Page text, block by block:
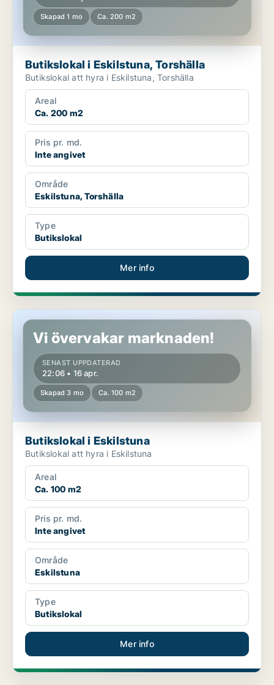
Skapad 1 mo Ca. 200 m2
Butikslokal i Eskilstuna, Torshälla
Butikslokal att hyra i Eskilstuna, Torshälla
Areal
Ca. 200 m2
Pris pr. md.
Inte angivet
Område
Eskilstuna, Torshälla
Type
Butikslokal
Mer info
Butikslokal i Eskilstuna
Vi övervakar marknaden!
SENAST UPPDATERAD
22:06 • 16 apr.
Skapad 3 mo Ca. 100 m2
Butikslokal i Eskilstuna
Butikslokal att hyra i Eskilstuna
Areal
Ca. 100 m2
Pris pr. md.
Inte angivet
Område
Eskilstuna
Type
Butikslokal
Mer info